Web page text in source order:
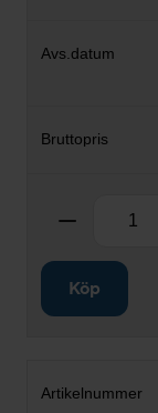
Ta bort
Köp